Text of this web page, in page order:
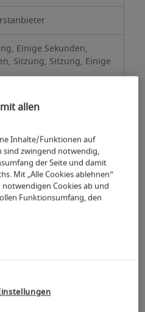
Einige Sekunden,
Sitzung, Sitzung, Einige
cloud.com
allen
Inhalte/Funktionen auf
sind zwingend notwendig,
der Seite und damit
Mit „Alle Cookies ablehnen“
Cookies ab und
Funktionsumfang, den